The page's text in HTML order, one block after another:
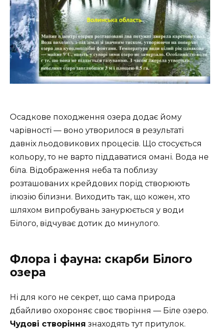
Осадкове походження озера додає йому
чарівності — воно утворилося в результаті
давніх льодовикових процесів. Що стосується
кольору, то не варто піддаватися омані. Вода не
біла. Відображення неба та поблизу
розташованих крейдових порід створюють
ілюзію білизни. Виходить так, що кожен, хто
шляхом випробувань занурюється у води
Білого, відчуває дотик до минулого.
Флора і фауна: скарби Білого
озера
Ні для кого не секрет, що сама природа
дбайливо охороняє своє творіння — Біле озеро.
Чудові створіння знаходять тут притулок.